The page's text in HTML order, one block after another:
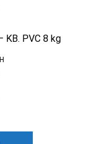
KB. PVC 8 kg